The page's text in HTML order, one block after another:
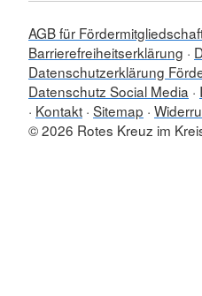
AGB für
Barrierefreiheitserklärung
Datenschutzerklärung
Datenschutz Social Media
Kontakt Sitemap
© 2026 Rotes Kreuz im